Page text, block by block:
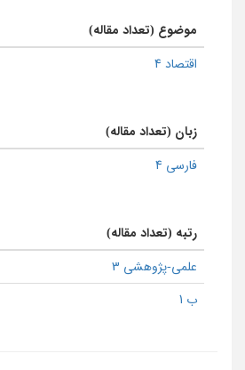
موضوع (تعداد مقاله)
اقتصاد 4
زبان (تعداد مقاله)
فارسی 4
رتبه (تعداد مقاله)
علمی-پژوهشی 3
ب 1